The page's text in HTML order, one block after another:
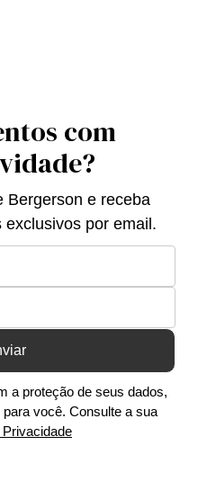
com
Bergerson e receba
por email.
a proteção de seus dados,
você. Consulte a sua